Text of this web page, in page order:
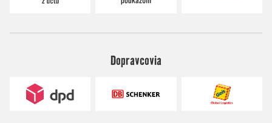
Dopravcovia